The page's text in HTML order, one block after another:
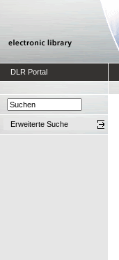
DLR Portal
Erweiterte Suche